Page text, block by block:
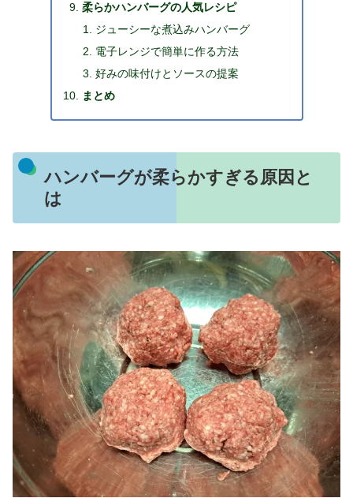
柔らかハンバーグの人気レシピ
ジューシーな煮込みハンバーグ
電子レンジで簡単に作る方法
好みの味付けとソースの提案
まとめ
ハンバーグが柔らかすぎる原因と
は